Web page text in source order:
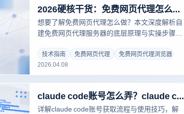
2026硬核干货：免费网页代理怎么做？自建节点与多账号防封全解析
想要了解免费网页代理怎么做？本文深度解析自
建免费网页代理服务器的底层原理与实操步骤。
结合云登指纹浏览器的底层隔离技术，教您如何
搭建纯净、防关联的多开环境，轻松破局网络风
控，实现业务安全出海。
技术指南 免费网页代理
免费网页代理浏览器
2026.04.08
claude code账号怎么弄？claude code账号如何获取？
详解claude code账号获取流程与使用技巧，解